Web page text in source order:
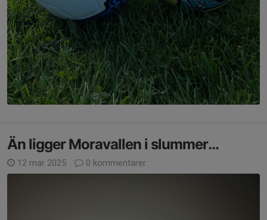
Än ligger Moravallen i slummer...
12 mar 2025 0 kommentarer